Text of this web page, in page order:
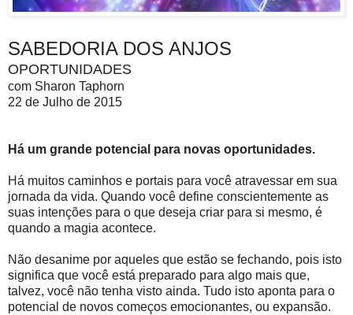
SABEDORIA DOS ANJOS
OPORTUNIDADES
com Sharon Taphorn
22 de Julho de 2015
Há um grande potencial para novas oportunidades.
Há muitos caminhos e portais para você atravessar em sua
jornada da vida. Quando você define conscientemente as
suas intenções para o que deseja criar para si mesmo, é
quando a magia acontece.
Não desanime por aqueles que estão se fechando, pois isto
significa que você está preparado para algo mais que,
talvez, você não tenha visto ainda. Tudo isto aponta para o
potencial de novos começos emocionantes, ou expansão.